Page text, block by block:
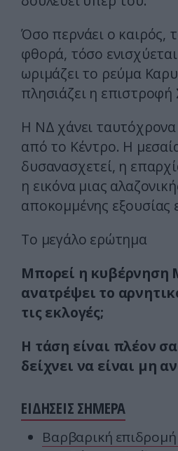
Όσο περνάει ο καιρός,
φθορά, τόσο
ωριμάζει το ρεύμα
πλησιάζει η
Η ΝΔ χάνει ταυτόχρονα
από το Κέντρο. Η
δυσανασχετεί, η
η εικόνα μιας
αποκομμένης εξουσίας
Το μεγάλο ερώτημα
Μπορεί η κυβέρνηση
ανατρέψει το
τις εκλογές;
Η τάση είναι πλέον
δείχνει να είναι μη
ΕΙΔΗΣΕΙΣ ΣΗΜΕΡΑ
Βαρβαρική